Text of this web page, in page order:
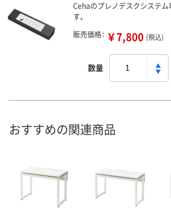
Cehaのプレノデスクシステ
す。
販売価格： ￥7,800 (税込)
数量
おすすめの関連商品